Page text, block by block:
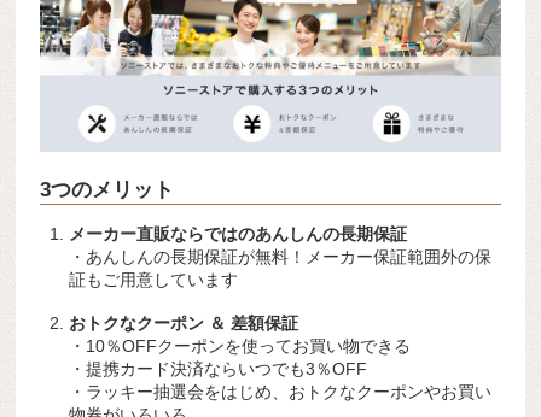
3つのメリット
メーカー直販ならではのあんしんの長期保証
・あんしんの長期保証が無料！メーカー保証範囲外の保
証もご用意しています
おトクなクーポン ＆ 差額保証
・10％OFFクーポンを使ってお買い物できる
・提携カード決済ならいつでも3％OFF
・ラッキー抽選会をはじめ、おトクなクーポンやお買い